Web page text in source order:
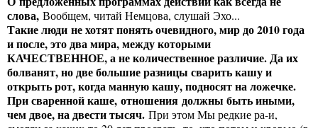
слова, Вообщем, читай Немцова, слушай Эхо...
Такие люди не хотят понять очевидного, мир до 2010 года
и после, это два мира, между которыми
КАЧЕСТВЕННОЕ, а не количественное различие. Да их
болванят, но две большие разницы сварить кашу и
открыть рот, когда манную кашу, подносят на ложечке.
При сваренной каше, отношения должны быть иными,
чем двое, на двести тысяч. При этом Мы редкие ра-и,